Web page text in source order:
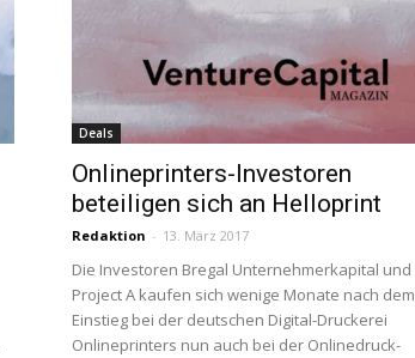
Deals
Onlineprinters-Investoren
beteiligen sich an Helloprint
Redaktion - 13. März 2017
Die Investoren Bregal Unternehmerkapital und
Project A kaufen sich wenige Monate nach dem
Einstieg bei der deutschen Digital-Druckerei
Onlineprinters nun auch bei der Onlinedruck-